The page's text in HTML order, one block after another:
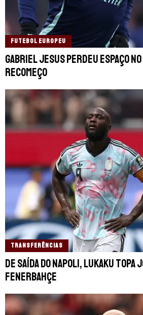
FUTEBOL EUROPEU
Gabriel Jesus perdeu espaço
recomeço
TRANSFERÊNCIAS
De saída do Napoli, Lukaku topa
Fenerbahçe